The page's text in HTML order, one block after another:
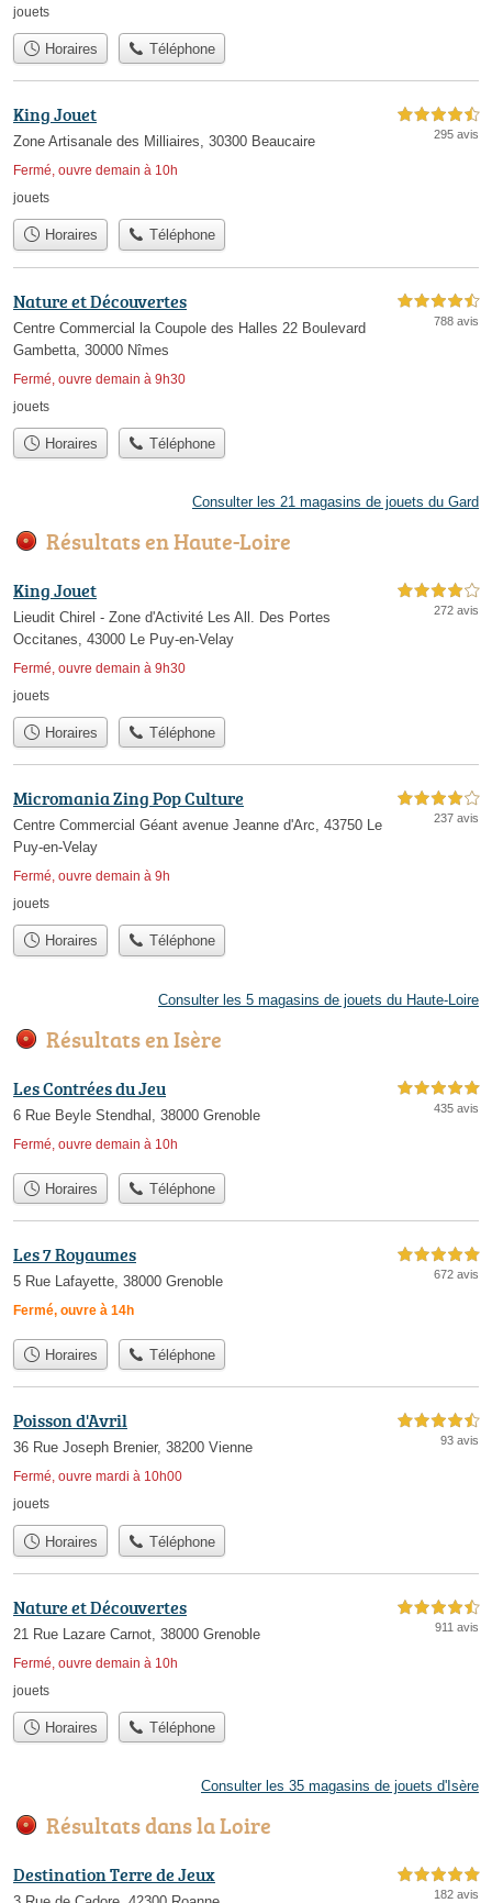
jouets
Horaires Téléphone
King Jouet
Zone Artisanale des Milliaires, 30300 Beaucaire
Fermé, ouvre demain à 10h
4,5 étoiles sur 5
295 avis
jouets
Horaires Téléphone
Nature et Découvertes
Centre Commercial la Coupole des Halles 22 Boulevard
Gambetta, 30000 Nîmes
Fermé, ouvre demain à 9h30
4,5 étoiles sur 5
788 avis
jouets
Horaires Téléphone
Consulter les 21 magasins de jouets du Gard
Résultats en Haute-Loire
King Jouet
Lieudit Chirel - Zone d'Activité Les All. Des Portes
Occitanes, 43000 Le Puy-en-Velay
Fermé, ouvre demain à 9h30
4,0 étoiles sur 5
272 avis
jouets
Horaires Téléphone
Micromania Zing Pop Culture
Centre Commercial Géant avenue Jeanne d'Arc, 43750 Le
Puy-en-Velay
Fermé, ouvre demain à 9h
4,0 étoiles sur 5
237 avis
jouets
Horaires Téléphone
Consulter les 5 magasins de jouets du Haute-Loire
Résultats en Isère
Les Contrées du Jeu
6 Rue Beyle Stendhal, 38000 Grenoble
Fermé, ouvre demain à 10h
5,0 étoiles sur 5
435 avis
Horaires Téléphone
Les 7 Royaumes
5 Rue Lafayette, 38000 Grenoble
Fermé, ouvre à 14h
5,0 étoiles sur 5
672 avis
Horaires Téléphone
Poisson d'Avril
36 Rue Joseph Brenier, 38200 Vienne
Fermé, ouvre mardi à 10h00
4,5 étoiles sur 5
93 avis
jouets
Horaires Téléphone
Nature et Découvertes
21 Rue Lazare Carnot, 38000 Grenoble
Fermé, ouvre demain à 10h
4,5 étoiles sur 5
911 avis
jouets
Horaires Téléphone
Consulter les 35 magasins de jouets d'Isère
Résultats dans la Loire
Destination Terre de Jeux 5,0 étoiles sur 5
182 avis